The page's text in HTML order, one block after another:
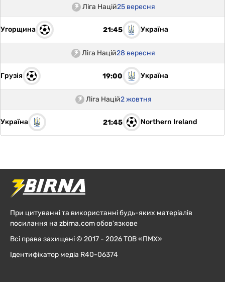
Ліга Націй25 вересня
Угорщина 21:45 Україна
Ліга Націй28 вересня
Грузія 19:00 Україна
Ліга Націй2 жовтня
Україна 21:45 Northern Ireland
При цитуванні та використанні будь-яких матеріалів
посилання на zbirna.com обов'язкове
Всі права захищені © 2017 - 2026 ТОВ «ПМХ»
Ідентифікатор медіа R40-06374